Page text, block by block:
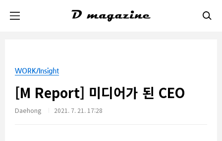
WORK/Insight
[M Report] 미디어가 된 CEO
Daehong 2021. 7. 21. 17:28